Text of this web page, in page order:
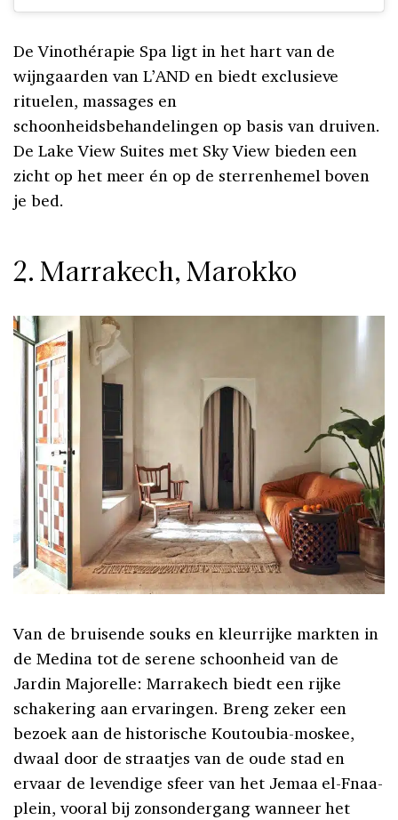
De Vinothérapie Spa ligt in het hart van de
wijngaarden van L’AND en biedt exclusieve
rituelen, massages en
schoonheidsbehandelingen op basis van druiven.
De Lake View Suites met Sky View bieden een
zicht op het meer én op de sterrenhemel boven
je bed.
2. Marrakech, Marokko
Van de bruisende souks en kleurrijke markten in
de Medina tot de serene schoonheid van de
Jardin Majorelle: Marrakech biedt een rijke
schakering aan ervaringen. Breng zeker een
bezoek aan de historische Koutoubia-moskee,
dwaal door de straatjes van de oude stad en
ervaar de levendige sfeer van het Jemaa el-Fnaa-
plein, vooral bij zonsondergang wanneer het